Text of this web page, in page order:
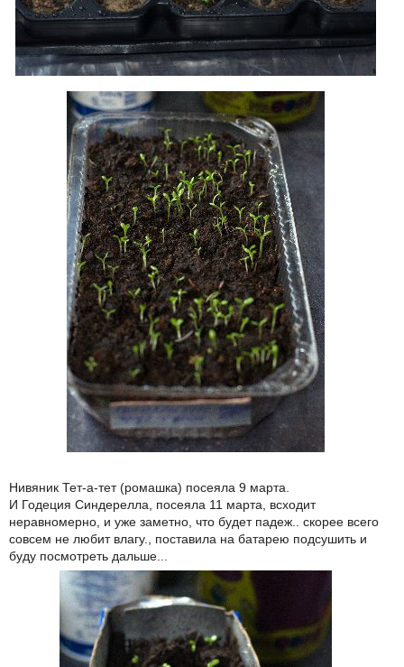
Нивяник Тет-а-тет (ромашка) посеяла 9 марта.
И Годеция Синдерелла, посеяла 11 марта, всходит
неравномерно, и уже заметно, что будет падеж.. скорее всего
совсем не любит влагу., поставила на батарею подсушить и
буду посмотреть дальше...